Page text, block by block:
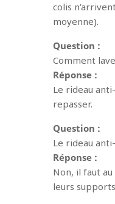
colis
moyenne).
Question :
Comment
Réponse :
Le rideau
repasser.
Question :
Le rideau
Réponse :
Non, il faut
leurs